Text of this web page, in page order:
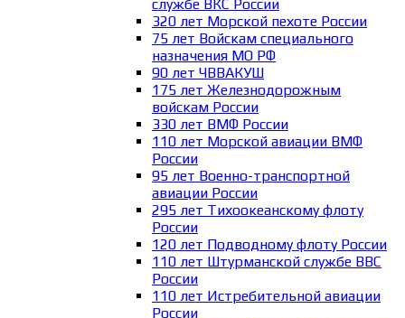
службе ВКС России
320 лет Морской пехоте России
75 лет Войскам специального
назначения МО РФ
90 лет ЧВВАКУШ
175 лет Железнодорожным
войскам России
330 лет ВМФ России
110 лет Морской авиации ВМФ
России
95 лет Военно-транспортной
авиации России
295 лет Тихоокеанскому флоту
России
120 лет Подводному флоту России
110 лет Штурманской службе ВВС
России
110 лет Истребительной авиации
России